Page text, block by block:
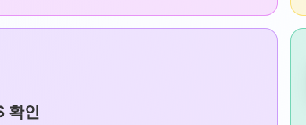
확인